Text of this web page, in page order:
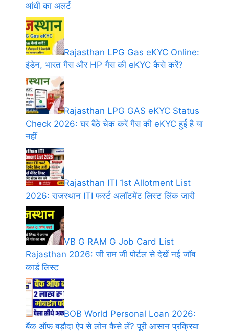
आंधी का अलर्ट
Rajasthan LPG Gas eKYC Online:
इंडेन, भारत गैस और HP गैस की eKYC कैसे करें?
Rajasthan LPG GAS eKYC Status
Check 2026: घर बैठे चेक करें गैस की eKYC हुई है या
नहीं
Rajasthan ITI 1st Allotment List
2026: राजस्थान ITI फर्स्ट अलॉटमेंट लिस्ट लिंक जारी
VB G RAM G Job Card List
Rajasthan 2026: जी राम जी पोर्टल से देखें नई जॉब
कार्ड लिस्ट
BOB World Personal Loan 2026:
बैंक ऑफ बड़ौदा ऐप से लोन कैसे लें? पूरी आसान प्रक्रिया